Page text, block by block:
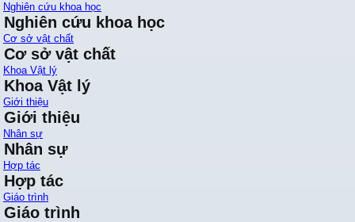
Nghiên cứu khoa học
Nghiên cứu khoa học
Cơ sở vật chất
Cơ sở vật chất
Khoa Vật lý
Khoa Vật lý
Giới thiệu
Giới thiệu
Nhân sự
Nhân sự
Hợp tác
Hợp tác
Giáo trình
Giáo trình